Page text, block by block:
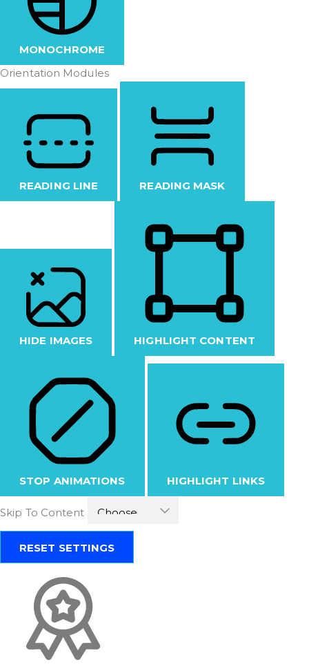
MONOCHROME
Orientation Modules
READING LINE READING MASK
HIDE IMAGES HIGHLIGHT CONTENT
STOP ANIMATIONS HIGHLIGHT LINKS
Skip To Content
RESET SETTINGS